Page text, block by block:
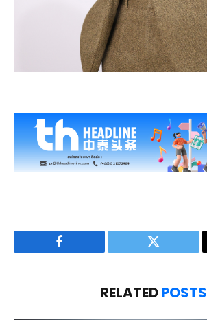
Facebook Twitter
RELATEDPOSTS